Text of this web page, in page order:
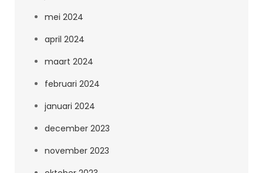
mei 2024
april 2024
maart 2024
februari 2024
januari 2024
december 2023
november 2023